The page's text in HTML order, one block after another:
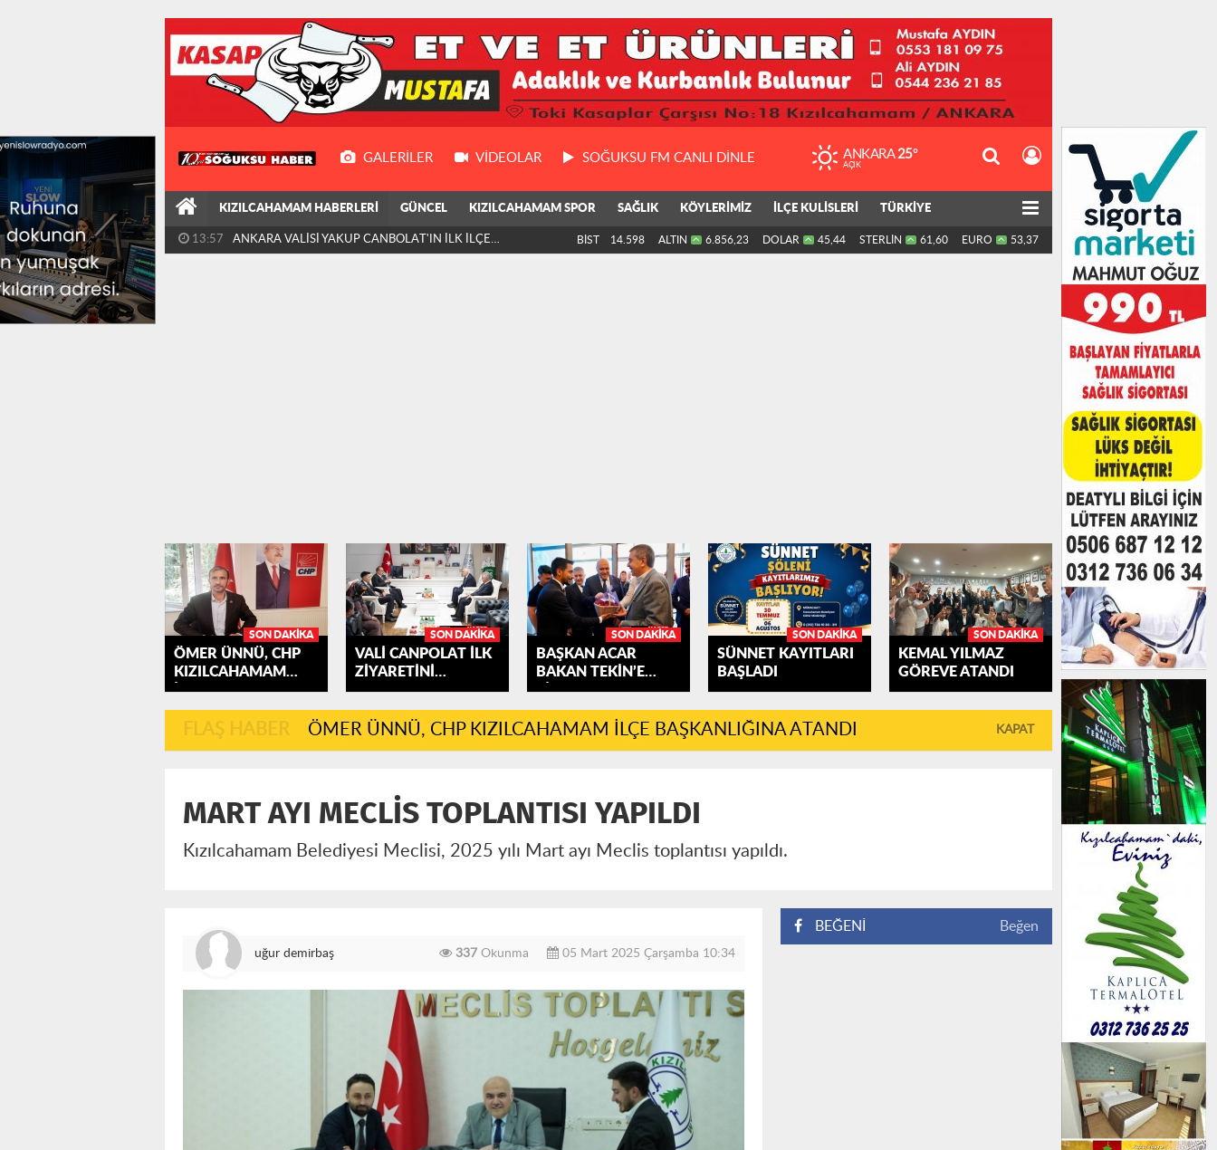
GALERILER VIDEOLAR SOĞUKSU FM CANLI DİNLE ANKARA25°
AÇIK
KIZILCAHAMAM HABERLERİ GÜNCEL KIZILCAHAMAM SPOR SAĞLIK KÖYLERİMİZ İLÇE KULİSLERİ TÜRKİYE
13:57 ANKARA VALİSİ YAKUP CANBOLAT'IN İLK İLÇE BİST 14.598 ALTIN 6.856,23 DOLAR 45,44 STERLİN 61,60 EURO 53,37
SON DAKIKA
ÖMER ÜNNÜ, CHP
KIZILCAHAMAM
İLÇE...
SON DAKIKA
VALİ CANPOLAT İLK
ZİYARETİNİ
KIZILCAHAMAM'A...
SON DAKIKA
BAŞKAN ACAR
BAKAN TEKİN’E
ÇİLEK...
SON DAKIKA
SÜNNET KAYITLARI
BAŞLADI
SON DAKIKA
KEMAL YILMAZ
GÖREVE ATANDI
FLAŞ HABER ÖMER ÜNNÜ, CHP KIZILCAHAMAM İLÇE BAŞKANLIĞINA ATANDI KAPAT
MART AYI MECLİS TOPLANTISI YAPILDI
Kızılcahamam Belediyesi Meclisi, 2025 yılı Mart ayı Meclis toplantısı yapıldı.
uğur demirbaş 05 Mart 2025 Çarşamba 10:34
337 Okunma
BEĞENİ Beğen